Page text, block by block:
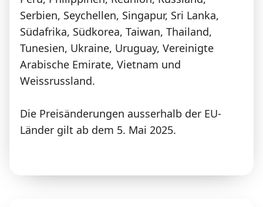
Serbien, Seychellen, Singapur, Sri Lanka,
Südafrika, Südkorea, Taiwan, Thailand,
Tunesien, Ukraine, Uruguay, Vereinigte
Arabische Emirate, Vietnam und
Weissrussland.
Die Preisänderungen ausserhalb der EU-
Länder gilt ab dem 5. Mai 2025.